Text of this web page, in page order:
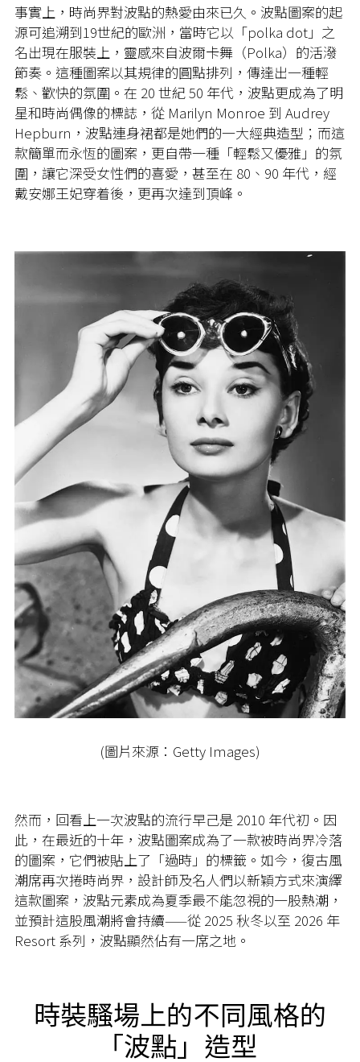
事實上，時尚界對波點的熱愛由來已久。波點圖案的起
源可追溯到19世紀的歐洲，當時它以「polka dot」之
名出現在服裝上，靈感來自波爾卡舞（Polka）的活潑
節奏。這種圖案以其規律的圓點排列，傳達出一種輕
鬆、歡快的氛圍。在 20 世紀 50 年代，波點更成為了明
星和時尚偶像的標誌，從 Marilyn Monroe 到 Audrey
Hepburn，波點連身裙都是她們的一大經典造型；而這
款簡單而永恆的圖案，更自帶一種「輕鬆又優雅」的氛
圍，讓它深受女性們的喜愛，甚至在 80、90 年代，經
戴安娜王妃穿着後，更再次達到頂峰。
(圖片來源：Getty Images)
然而，回看上一次波點的流行早己是 2010 年代初。因
此，在最近的十年，波點圖案成為了一款被時尚界冷落
的圖案，它們被貼上了「過時」的標籤。如今，復古風
潮席再次捲時尚界，設計師及名人們以新穎方式來演繹
這款圖案，波點元素成為夏季最不能忽視的一股熱潮，
並預計這股風潮將會持續——從 2025 秋冬以至 2026 年
Resort 系列，波點顯然佔有一席之地。
時裝騷場上的不同風格的
「波點」造型